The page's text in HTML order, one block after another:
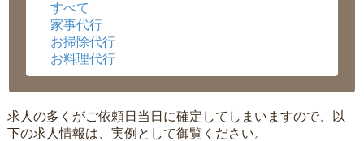
沖縄県
すべて
家事代行
お掃除代行
お料理代行
求人の多くがご依頼日当日に確定してしまいますので、以
下の求人情報は、実例として御覧ください。